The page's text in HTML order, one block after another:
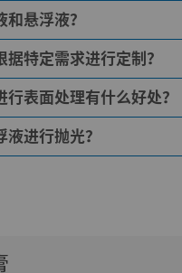
使用微米级金刚石颗粒作
悬浮液？
子、汽车、航空航天和切
方面，它们具有极高的价
特定需求进行定制？
粒度、浓度和液体介质进
。
表面处理有什么好处？
行表面处理有很多好处。
进行抛光？
。